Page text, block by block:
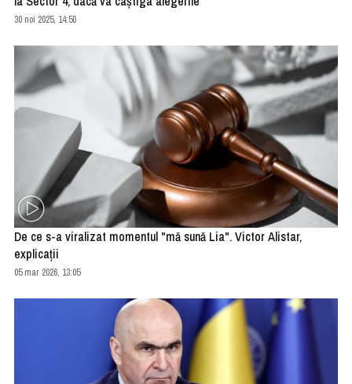
30 noi 2025, 14:50
De ce s-a viralizat momentul "mă sună Lia". Victor Alistar,
explicaţii
05 mar 2026, 13:05